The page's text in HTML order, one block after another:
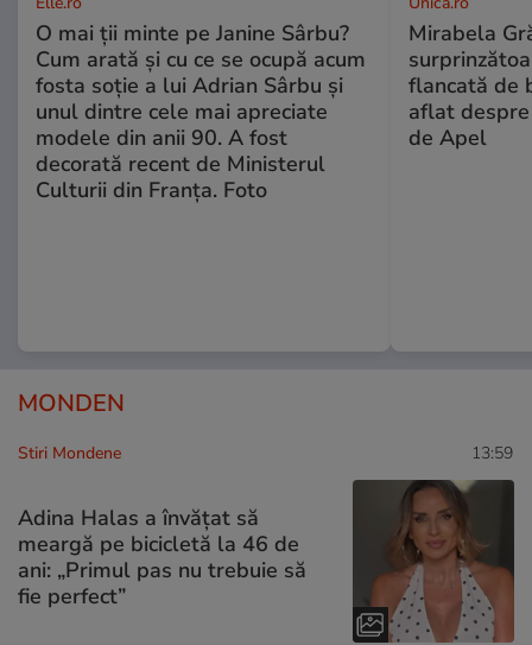
O mai ții minte pe Janine Sârbu?
Cum arată și cu ce se ocupă acum
fosta soție a lui Adrian Sârbu și
unul dintre cele mai apreciate
modele din anii 90. A fost
decorată recent de Ministerul
Culturii din Franța. Foto
Mirabela
flancată de
aflat
de Apel
MONDEN
Stiri Mondene 13:59
Adina Halas a învățat să
meargă pe bicicletă la 46 de
ani: „Primul pas nu trebuie să
fie perfect”